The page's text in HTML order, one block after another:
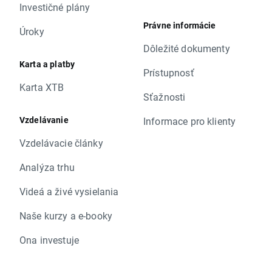
Investičné plány
Úroky
Karta a platby
Karta XTB
Vzdelávanie
Vzdelávacie články
Analýza trhu
Videá a živé vysielania
Naše kurzy a e-booky
Ona investuje
Právne informácie
Dôležité dokumenty
Prístupnosť
Sťažnosti
Informace pro klienty